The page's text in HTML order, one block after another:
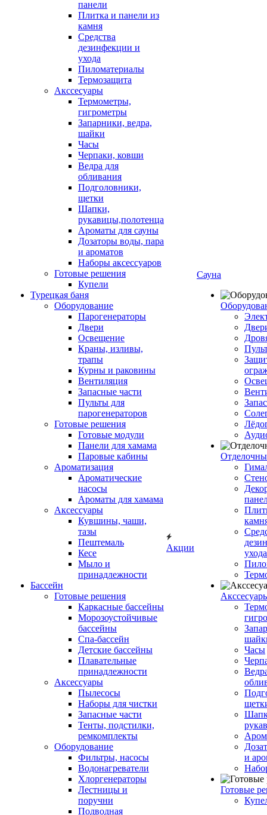
панели
Плитка и панели из
камня
Средства
дезинфекции и
ухода
Пиломатериалы
Термозащита
Аксcесуары
Термометры,
гигрометры
Запарники, ведра,
шайки
Часы
Черпаки, ковши
Ведра для
обливания
Подголовники,
щетки
Шапки,
рукавицы,полотенца
Ароматы для сауны
Дозаторы воды, пара
и ароматов
Наборы аксессуаров
Готовые решения
Купели
Турецкая баня
Оборудование
Парогенераторы
Двери
Освещение
Краны, изливы,
трапы
Курны и раковины
Вентиляция
Запасные части
Пульты для
парогенераторов
Готовые решения
Готовые модули
Панели для хамама
Паровые кабины
Ароматизация
Ароматические
насосы
Ароматы для хамама
Аксессуары
Кувшины, чаши,
тазы
Пештемаль
Кесе
Мыло и
принадлежности
Бассейн
Готовые решения
Каркасные бассейны
Морозоустойчивые
бассейны
Спа-бассейн
Детские бассейны
Плавательные
принадлежности
Аксессуары
Пылесосы
Наборы для чистки
Запасные части
Тенты, подстилки,
ремкомплекты
Оборудование
Фильтры, насосы
Водонагреватели
Хлоргенераторы
Лестницы и
поручни
Подводная
Акции
Сауна
ухода
Часы
и
Готовые